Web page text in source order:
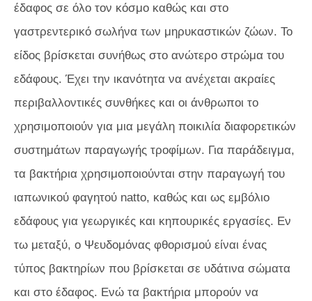
έδαφος σε όλο τον κόσμο καθώς και στο
γαστρεντερικό σωλήνα των μηρυκαστικών ζώων. Το
είδος βρίσκεται συνήθως στο ανώτερο στρώμα του
εδάφους. Έχει την ικανότητα να ανέχεται ακραίες
περιβαλλοντικές συνθήκες και οι άνθρωποι το
χρησιμοποιούν για μια μεγάλη ποικιλία διαφορετικών
συστημάτων παραγωγής τροφίμων. Για παράδειγμα,
τα βακτήρια χρησιμοποιούνται στην παραγωγή του
ιαπωνικού φαγητού natto, καθώς και ως εμβόλιο
εδάφους για γεωργικές και κηπουρικές εργασίες. Εν
τω μεταξύ, ο Ψευδομόνας φθορισμού είναι ένας
τύπος βακτηρίων που βρίσκεται σε υδάτινα σώματα
και στο έδαφος. Ενώ τα βακτήρια μπορούν να